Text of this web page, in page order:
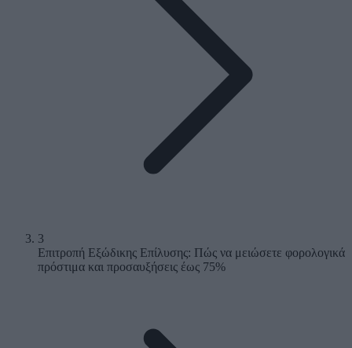
3
Επιτροπή Εξώδικης Επίλυσης: Πώς να μειώσετε φορολογικά
πρόστιμα και προσαυξήσεις έως 75%